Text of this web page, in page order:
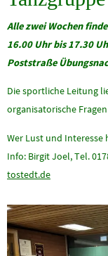
Alle zwei Wochen
16.00 Uhr bis 17.30
Poststraße
Die sportliche Leitung
organisatorische
Wer Lust und
Info: Birgit Joel, Tel.
tostedt.de